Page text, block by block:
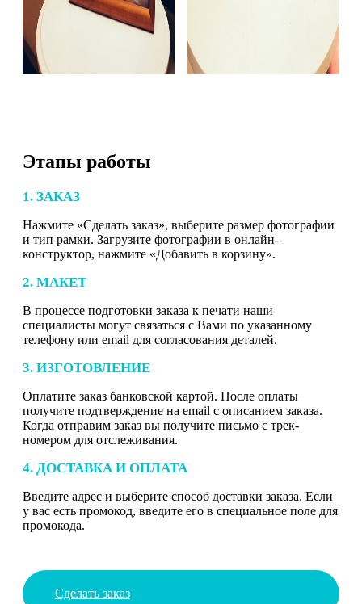
Этапы работы
1. ЗАКАЗ
Нажмите «Сделать заказ», выберите размер фотографии
и тип рамки. Загрузите фотографии в онлайн-
конструктор, нажмите «Добавить в корзину».
2. МАКЕТ
В процессе подготовки заказа к печати наши
специалисты могут связаться с Вами по указанному
телефону или email для согласования деталей.
3. ИЗГОТОВЛЕНИЕ
Оплатите заказ банковской картой. После оплаты
получите подтверждение на email с описанием заказа.
Когда отправим заказ вы получите письмо с трек-
номером для отслеживания.
4. ДОСТАВКА И ОПЛАТА
Введите адрес и выберите способ доставки заказа. Если
у вас есть промокод, введите его в специальное поле для
промокода.
Сделать заказ